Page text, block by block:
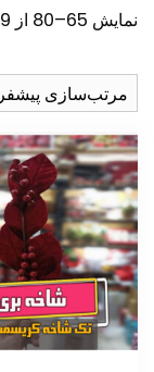
نمایش 65–80 از 89 نتیجه